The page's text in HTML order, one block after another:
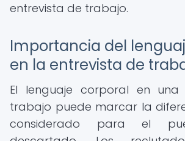
entrevista de trabajo.
Importancia del
en la entrevista de
El lenguaje corporal en una
trabajo puede marcar la
considerado para el